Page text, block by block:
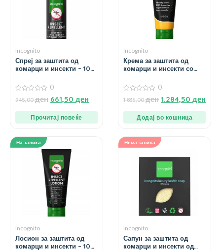
Incognito
Спреј за заштита од
комарци и инсекти – 100
од
0
945,00ден 661,50 ден
Прочитај повеќе
Incognito
Крема за заштита од
комарци и инсекти со
од
0
1.835,00ден 1.284,50 ден
Додај во кошница
На залиха
Incognito
Лосион за заштита од
комарци и инсекти – 100
Нема залиха
Incognito
Сапун за заштита од
комарци и инсекти од